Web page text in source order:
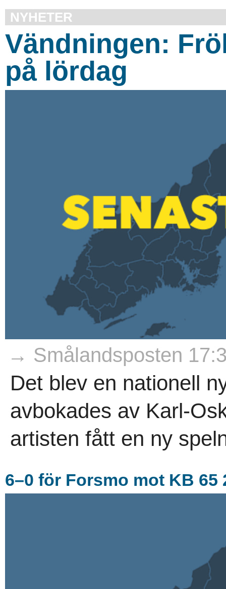
NYHETER
Vändningen:
på lördag
→ Smålandsposten
Det blev en nationell
avbokades av Karl-
artisten fått en ny
6–0 för Forsmo mot KB 65